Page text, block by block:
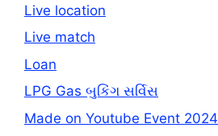
Live location
Live match
Loan
LPG Gas બુકિંગ સર્વિસ
Made on Youtube Event 2024